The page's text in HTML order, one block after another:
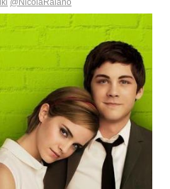
@NicolaRaiano